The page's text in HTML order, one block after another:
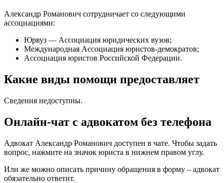
Александр Романович сотрудничает со следующими
ассоциациями:
Юрвуз — Ассоциация юридических вузов;
Международная Ассоциация юристов-демократов;
Ассоциация юристов Российской Федерации.
Какие виды помощи предоставляет
Сведения недоступны.
Онлайн-чат с адвокатом без телефона
Адвокат Александр Романович доступен в чате. Чтобы задать
вопрос, нажмите на значок юриста в нижнем правом углу.
Или же можно описать причину обращения в форму – адвокат
обязательно ответит.